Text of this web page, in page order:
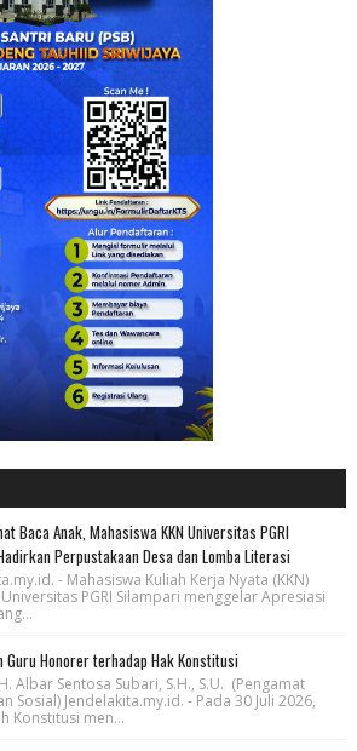
Baca Anak, Mahasiswa KKN Universitas PGRI
Perpustakaan Desa dan Lomba Literasi
- Mahasiswa Kuliah Kerja Nyata (KKN)
PGRI Silampari menggelar Apresiasi
Guru Honorer terhadap Hak Konstitusi
Albar Sentosa Subari, S.H., S.U. (Pengamat
Sosial) Jendelakita.my.id. - Pada 30 Juli 2026,
Konstitusi men...